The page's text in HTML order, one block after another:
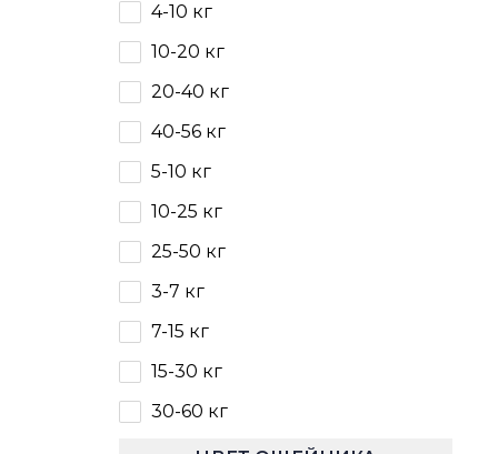
4-10 кг
10-20 кг
20-40 кг
40-56 кг
5-10 кг
10-25 кг
25-50 кг
3-7 кг
7-15 кг
15-30 кг
30-60 кг